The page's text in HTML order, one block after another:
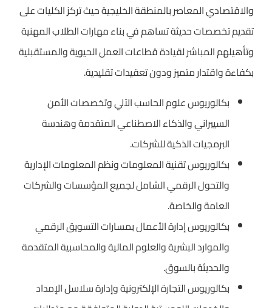
والاقتصادي المعاصر بالمنطقة الخليجية حيث تركز الكليات على
تقديم تخصصات حديثة تساهم في بناء مهارات الطلاب المهنية
وتأهيلهم المباشر لقيادة قطاعات العمل الحيوية والمستقبلية
بكفاءة واقتدار متميز ودون تعقيدات تقليدية.
بكالوريوس علوم الحاسب الآلي وتخصصات الأمن
السيبراني والذكاء الاصطناعي المتقدمة وهندسة
البرمجيات الذكية للشركات.
بكالوريوس تقنية المعلومات ونظم المعلومات الإدارية
والتحول الرقمي الشامل لجميع المؤسسات والشركات
العامة والخاصة.
بكالوريوس إدارة الأعمال بمسارات التسويق الرقمي
والموارد البشرية والعلوم المالية والمحاسبية المتقدمة
والحديثة بالسوق.
بكالوريوس التجارة الإلكترونية وإدارة سلاسل الإمداد